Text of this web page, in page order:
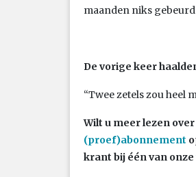
maanden niks
De vorige keer
“Twee zetels zou heel
Wilt u meer lezen
(proef)abonnement
krant bij één van onze